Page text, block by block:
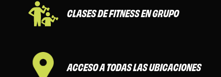
CLASES DE FITNESS EN GRUPO
ACCESO A TODAS LAS UBICACIONES